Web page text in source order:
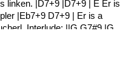
linken. |D7+9 |D7+9 | E Er is
|Eb7+9 D7+9 | Er is a
Interlude: ||G G7#9 |G